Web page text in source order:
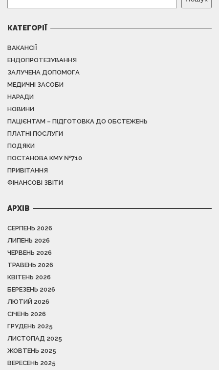
КАТЕГОРІЇ
ВАКАНСІЇ
ЕНДОПРОТЕЗУВАННЯ
ЗАЛУЧЕНА ДОПОМОГА
МЕДИЧНІ ЗАСОБИ
НАРАДИ
НОВИНИ
ПАЦІЄНТАМ – ПІДГОТОВКА ДО ОБСТЕЖЕНЬ
ПЛАТНІ ПОСЛУГИ
ПОДЯКИ
ПОСТАНОВА КМУ №710
ПРИВІТАННЯ
ФІНАНСОВІ ЗВІТИ
АРХІВ
СЕРПЕНЬ 2026
ЛИПЕНЬ 2026
ЧЕРВЕНЬ 2026
ТРАВЕНЬ 2026
КВІТЕНЬ 2026
БЕРЕЗЕНЬ 2026
ЛЮТИЙ 2026
СІЧЕНЬ 2026
ГРУДЕНЬ 2025
ЛИСТОПАД 2025
ЖОВТЕНЬ 2025
ВЕРЕСЕНЬ 2025